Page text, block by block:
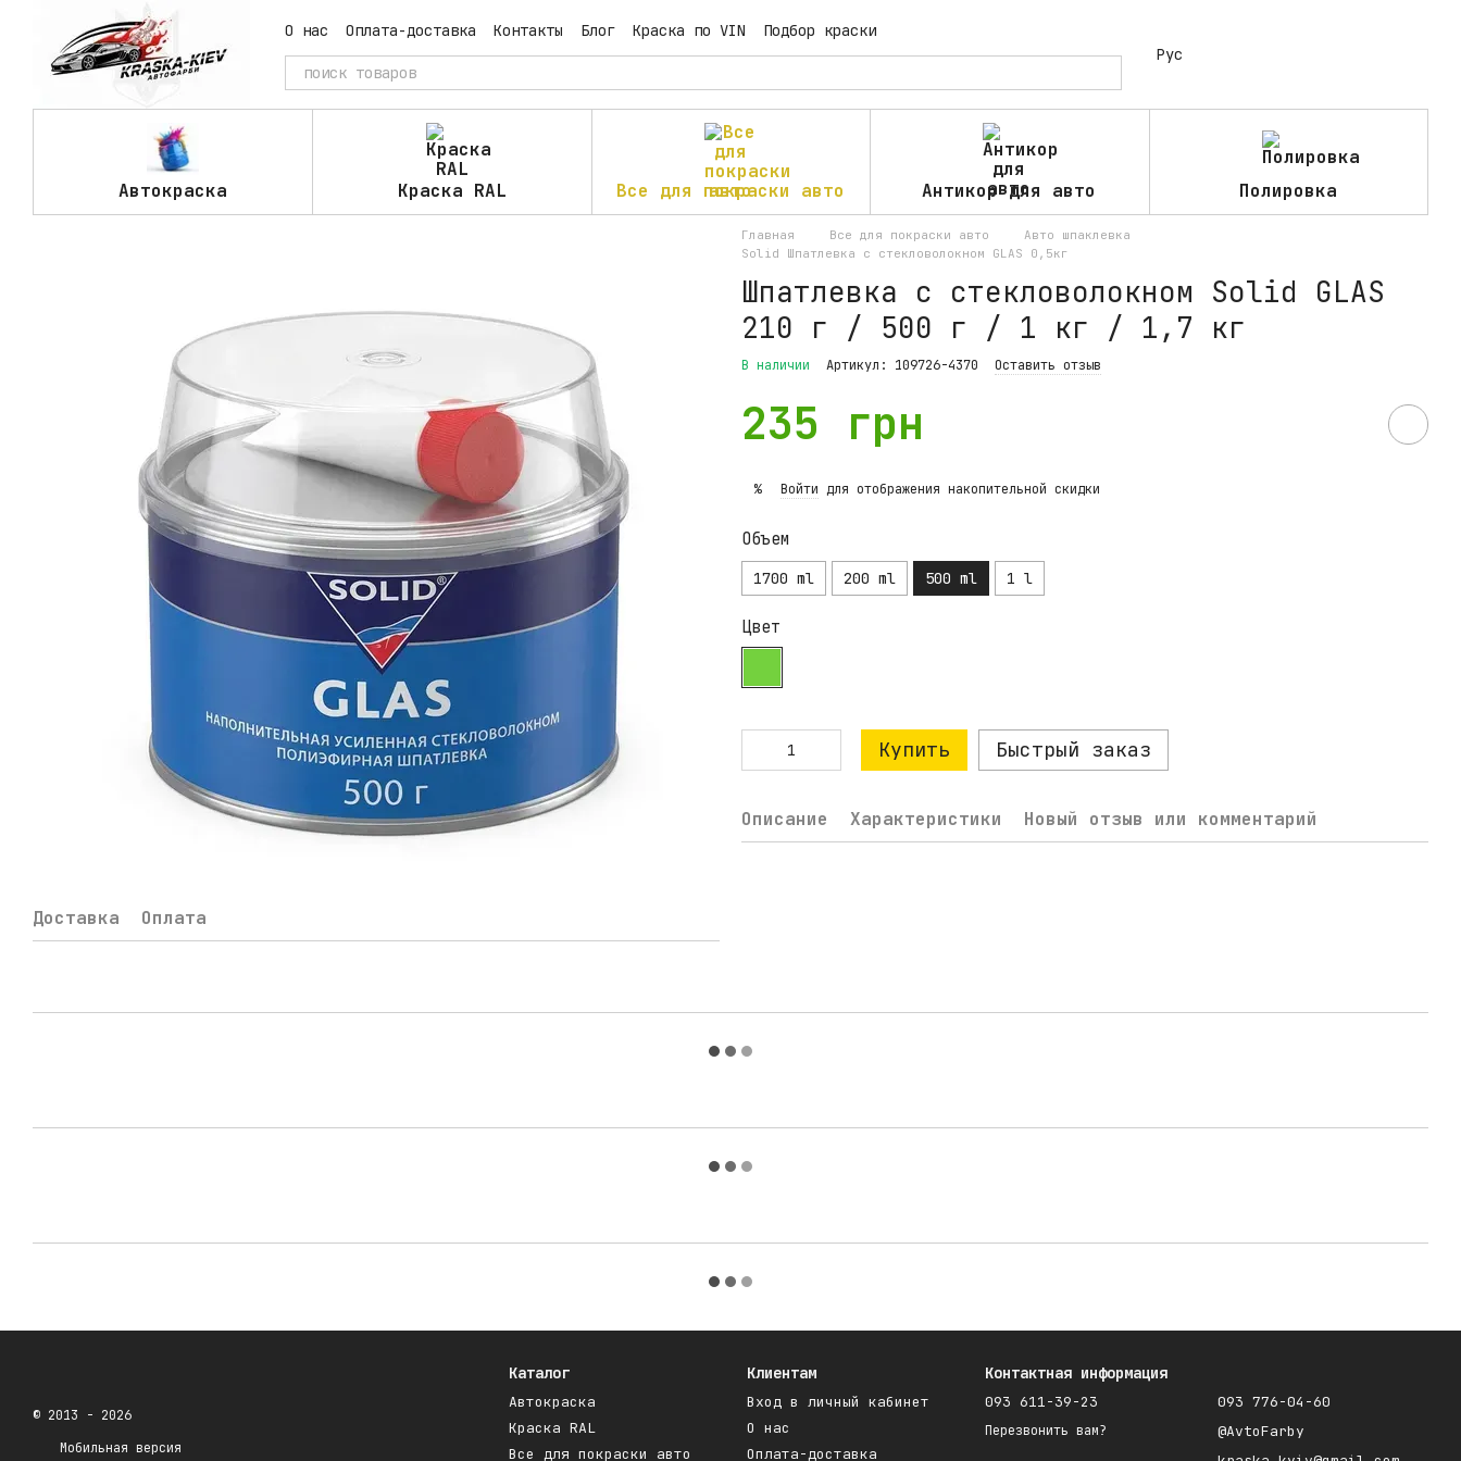
Перейти к основному контенту
О нас Оплата-доставка Контакты Блог Краска по VIN
Подбор краски
Рус
Автокраска Краска RAL Все для покраски авто Антикор для авто Полировка
Доставка Оплата
Главная Все для покраски авто
Авто шпаклевка
Solid Шпатлевка с стекловолокном GLAS 0,5кг
Шпатлевка с стекловолокном Solid GLAS
210 г / 500 г / 1 кг / 1,7 кг
В наличии Артикул: 109726-4370 Оставить отзыв
235 грн
% Войти для отображения накопительной скидки
Объем
1700 ml 200 ml 500 ml 1 l
Цвет
Купить Быстрый заказ
Описание Характеристики Новый отзыв или комментарий
© 2013 - 2026
Мобильная версия
Каталог
Автокраска
Краска RAL
Все для покраски авто
Клиентам
Вход в личный кабинет
О нас
Оплата-доставка
Контактная информация
093 611-39-23
Перезвонить вам?
093 776-04-60
@AvtoFarby